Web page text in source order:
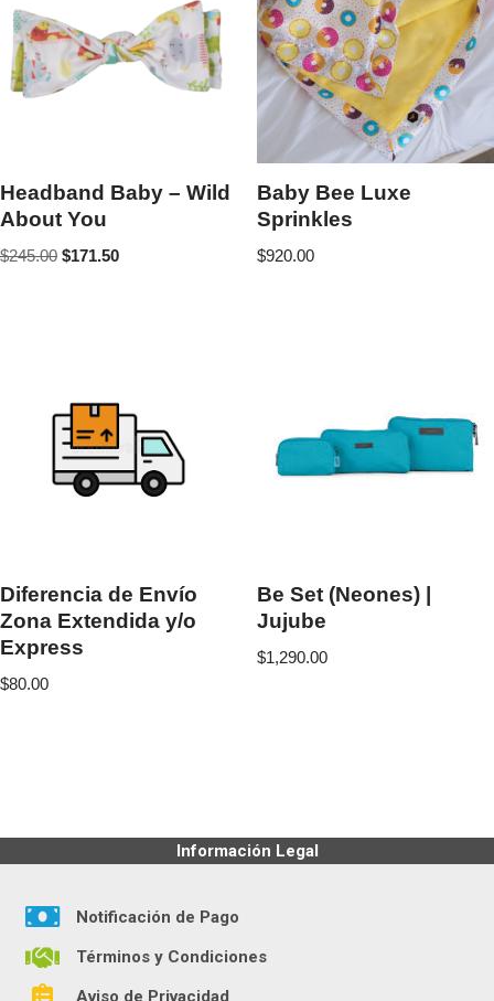
Headband Baby – Wild
About You
$245.00 $171.50
Baby Bee Luxe
Sprinkles
$920.00
Diferencia de Envío
Zona Extendida y/o
Express
$80.00
Be Set (Neones) |
Jujube
$1,290.00
Información Legal
Notificación de Pago
Términos y Condiciones
Aviso de Privacidad